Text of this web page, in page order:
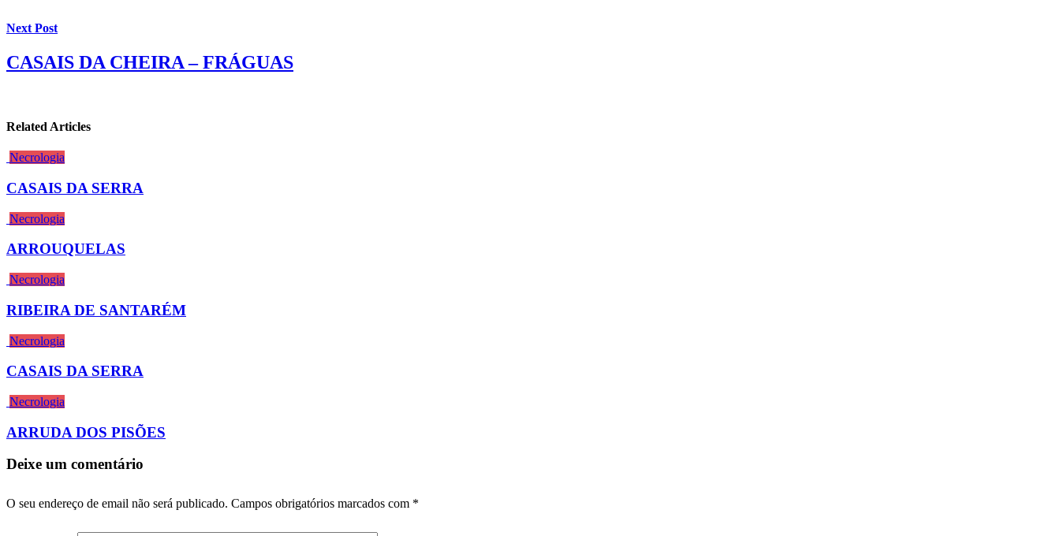
Next Post
CASAIS DA CHEIRA – FRÁGUAS
Related Articles
Necrologia
CASAIS DA SERRA
Necrologia
ARROUQUELAS
Necrologia
RIBEIRA DE SANTARÉM
Necrologia
CASAIS DA SERRA
Necrologia
ARRUDA DOS PISÕES
Deixe um comentário
O seu endereço de email não será publicado. Campos obrigatórios marcados com *